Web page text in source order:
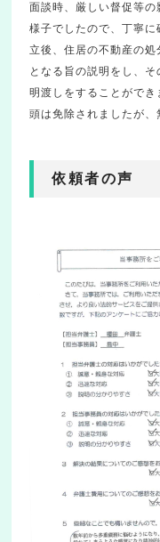
面談時、厳しい督促等
様子でしたので、丁寧
立後、住居の不動産の
となる旨の説明をし、
明渡しをすることがで
頭は免除されましたが、
依頼者の声